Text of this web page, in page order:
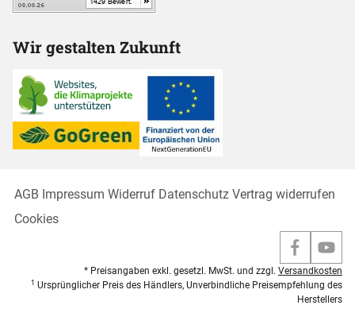
Wir gestalten Zukunft
AGB Impressum Widerruf Datenschutz Vertrag widerrufen
Cookies
* Preisangaben exkl. gesetzl. MwSt. und zzgl. Versandkosten
1 Ursprünglicher Preis des Händlers, Unverbindliche Preisempfehlung des
Herstellers